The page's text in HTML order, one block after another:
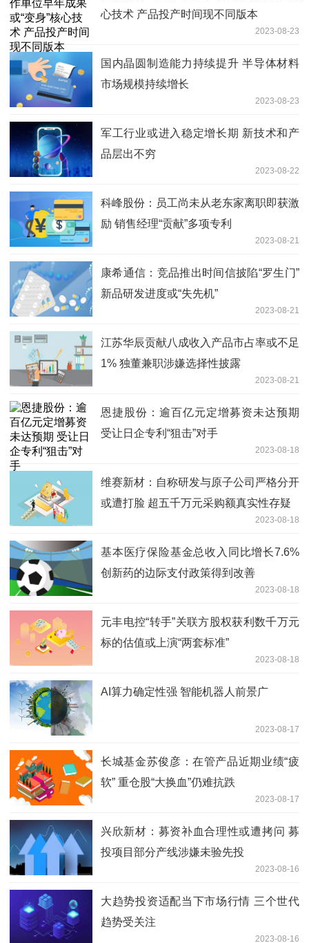
心技术 产品投产时间现不同版本
2023-08-23
国内晶圆制造能力持续提升 半导体材料
市场规模持续增长
2023-08-23
军工行业或进入稳定增长期 新技术和产
品层出不穷
2023-08-22
科峰股份：员工尚未从老东家离职即获激
励 销售经理“贡献”多项专利
2023-08-21
康希通信：竞品推出时间信披陷“罗生门”
新品研发进度或“失先机”
2023-08-21
江苏华辰贡献八成收入产品市占率或不足
1% 独董兼职涉嫌选择性披露
2023-08-21
恩捷股份：逾百亿元定增募资未达预期
受让日企专利“狙击”对手
2023-08-18
维赛新材：自称研发与原子公司严格分开
或遭打脸 超五千万元采购额真实性存疑
2023-08-18
基本医疗保险基金总收入同比增长7.6%
创新药的边际支付政策得到改善
2023-08-18
元丰电控“转手”关联方股权获利数千万元
标的估值或上演“两套标准”
2023-08-18
AI算力确定性强 智能机器人前景广
2023-08-17
长城基金苏俊彦：在管产品近期业绩“疲
软” 重仓股“大换血”仍难抗跌
2023-08-17
兴欣新材：募资补血合理性或遭拷问 募
投项目部分产线涉嫌未验先投
2023-08-16
大趋势投资适配当下市场行情 三个世代
趋势受关注
2023-08-16